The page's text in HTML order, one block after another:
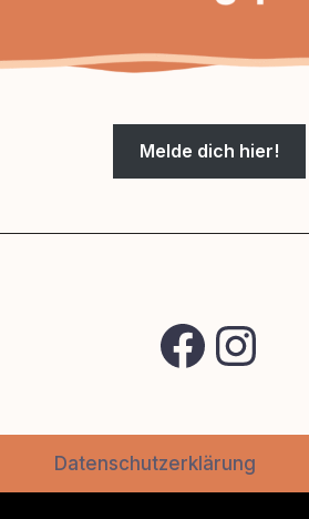
Melde dich hier!
Datenschutzerklärung